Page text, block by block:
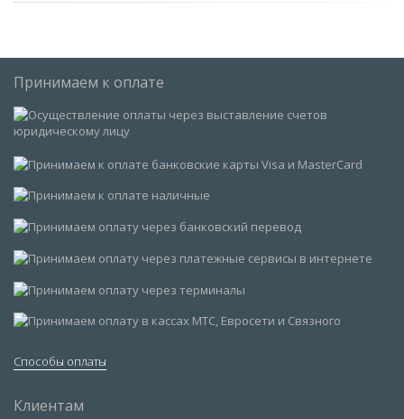
Принимаем к оплате
Способы оплаты
Клиентам